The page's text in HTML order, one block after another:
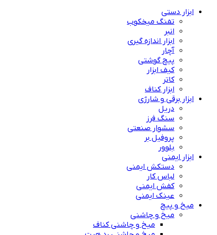
ابزار دستی
تفنگ میخکوب
انبر
ابزار اندازه گیری
آچار
پیچ گوشتی
کیف ابزار
کاتر
ابزار کناف
ابزار برقی و شارژی
دریل
سنگ فرز
سشوار صنعتی
پروفیل بر
بلوور
ابزار ایمنی
دستکش ایمنی
لباس کار
کفش ایمنی
عینک ایمنی
میخ و پیچ
میخ و چاشنی
میخ و چاشنی کناف